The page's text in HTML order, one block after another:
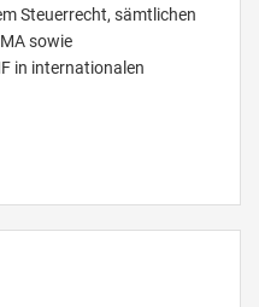
Steuerrecht, sämtlichen
sowie
in internationalen